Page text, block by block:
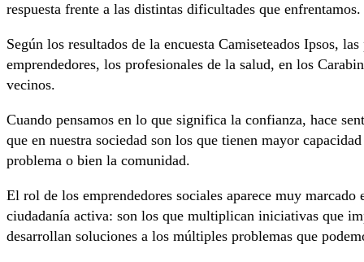
respuesta frente a las distintas dificultades que enfrentamos.
Según los resultados de la encuesta Camiseteados Ipsos,
emprendedores, los profesionales de la salud, en los
vecinos.
Cuando pensamos en lo que significa la confianza, hace
que en nuestra sociedad son los que tienen mayor
problema o bien la comunidad.
El rol de los emprendedores sociales aparece muy
ciudadanía activa: son los que multiplican iniciativas que
desarrollan soluciones a los múltiples problemas que